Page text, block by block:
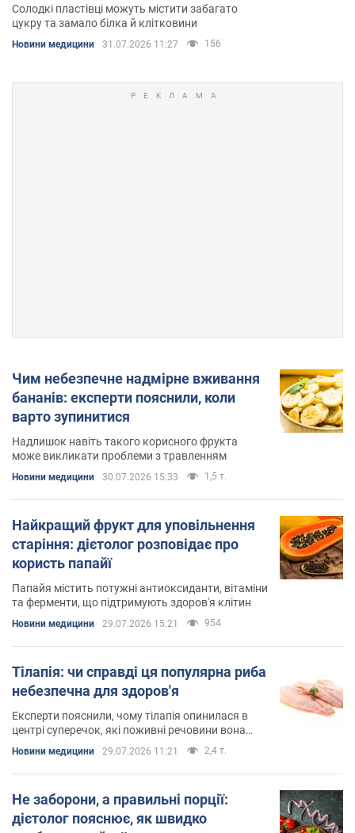
Солодкі пластівці можуть містити забагато
цукру та замало білка й клітковини
Новини медицини 31.07.2026 11:27 156
Чим небезпечне надмірне вживання
бананів: експерти пояснили, коли
варто зупинитися
Надлишок навіть такого корисного фрукта
може викликати проблеми з травленням
Новини медицини 30.07.2026 15:33 1,5 т.
Найкращий фрукт для уповільнення
старіння: дієтолог розповідає про
користь папайї
Папайя містить потужні антиоксиданти, вітаміни
та ферменти, що підтримують здоров'я клітин
Новини медицини 29.07.2026 15:21 954
Тілапія: чи справді ця популярна риба
небезпечна для здоров'я
Експерти пояснили, чому тілапія опинилася в
центрі суперечок, які поживні речовини вона
Новини медицини 29.07.2026 11:21 2,4 т.
Не заборони, а правильні порції:
дієтолог пояснює, як швидко